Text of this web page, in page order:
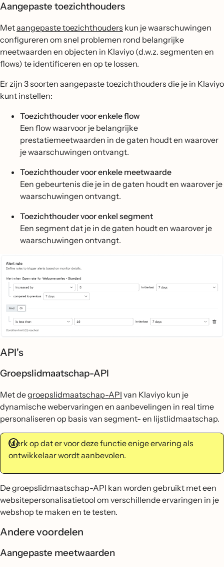
Aangepaste toezichthouders
Metaangepaste toezichthouders kun je waarschuwingen
configureren om snel problemen rond belangrijke
meetwaarden en objecten in Klaviyo (d.w.z. segmenten en
flows) te identificeren en op te lossen.
Er zijn 3 soorten aangepaste toezichthouders die je in Klaviyo
kunt instellen:
Toezichthouder voor enkele flow
Een flow waarvoor je belangrijke
prestatiemeetwaarden in de gaten houdt en waarover
je waarschuwingen ontvangt.
Toezichthouder voor enkele meetwaarde
Een gebeurtenis die je in de gaten houdt en waarover je
waarschuwingen ontvangt.
Toezichthouder voor enkel segment
Een segment dat je in de gaten houdt en waarover je
waarschuwingen ontvangt.
API's
Groepslidmaatschap-API
Met degroepslidmaatschap-API van Klaviyo kun je
dynamische webervaringen en aanbevelingen in real time
personaliseren op basis van segment- en lijstlidmaatschap.
Merk op dat er voor deze functie enige ervaring als
ontwikkelaar wordt aanbevolen.
De groepslidmaatschap-API kan worden gebruikt met een
websitepersonalisatietool om verschillende ervaringen in je
webshop te maken en te testen.
Andere voordelen
Aangepaste meetwaarden